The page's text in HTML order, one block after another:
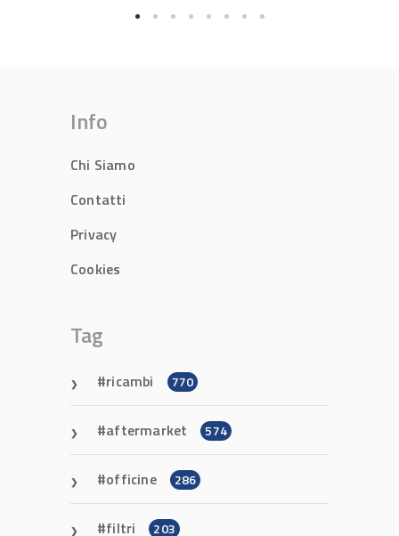
Info
Chi Siamo
Contatti
Privacy
Cookies
Tag
ricambi 770
aftermarket 574
officine 286
filtri 203